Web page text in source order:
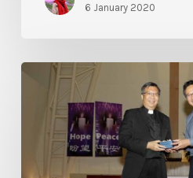
6 January 2020